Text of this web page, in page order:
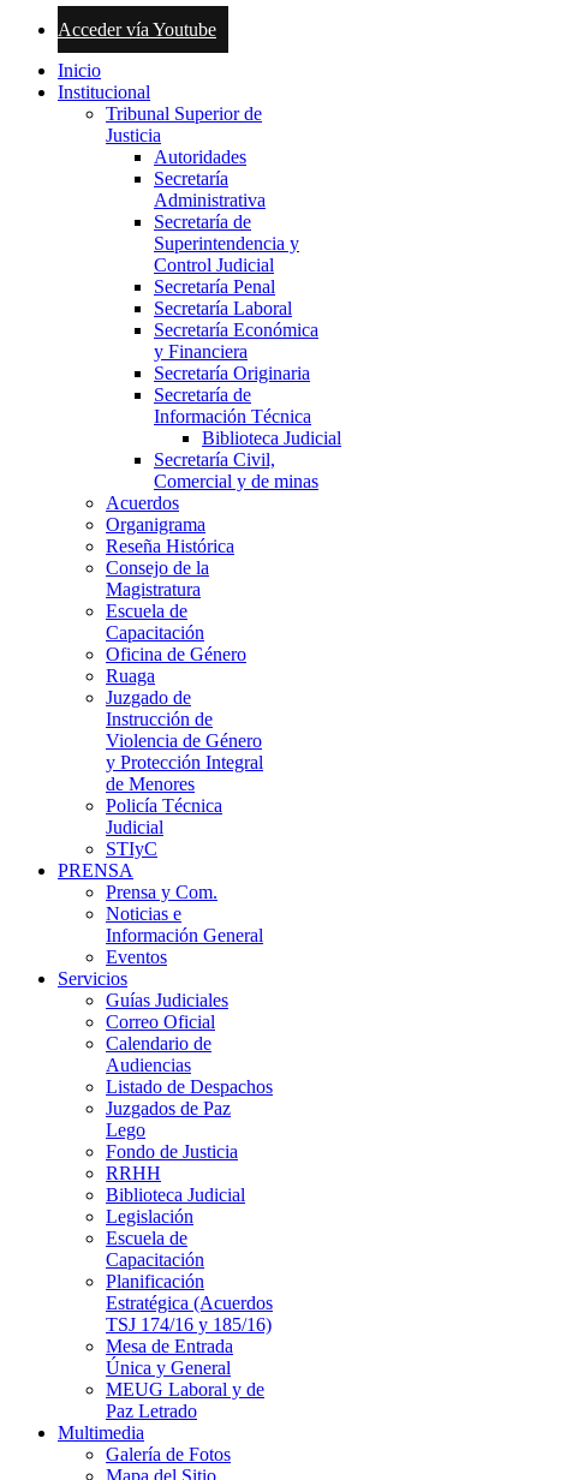
Acceder vía Youtube
Inicio
Institucional
Tribunal Superior de
Justicia
Autoridades
Secretaría
Administrativa
Secretaría de
Superintendencia y
Control Judicial
Secretaría Penal
Secretaría Laboral
Secretaría Económica
y Financiera
Secretaría Originaria
Secretaría de
Información Técnica
Biblioteca Judicial
Secretaría Civil,
Comercial y de minas
Acuerdos
Organigrama
Reseña Histórica
Consejo de la
Magistratura
Escuela de
Capacitación
Oficina de Género
Ruaga
Juzgado de
Instrucción de
Violencia de Género
y Protección Integral
de Menores
Policía Técnica
Judicial
STIyC
PRENSA
Prensa y Com.
Noticias e
Información General
Eventos
Servicios
Guías Judiciales
Correo Oficial
Calendario de
Audiencias
Listado de Despachos
Juzgados de Paz
Lego
Fondo de Justicia
RRHH
Biblioteca Judicial
Legislación
Escuela de
Capacitación
Planificación
Estratégica (Acuerdos
TSJ 174/16 y 185/16)
Mesa de Entrada
Única y General
MEUG Laboral y de
Paz Letrado
Multimedia
Galería de Fotos
Mapa del Sitio